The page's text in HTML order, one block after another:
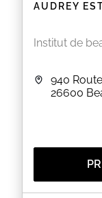
AUDREY
Institut de
940
26600